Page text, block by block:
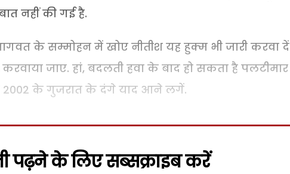
नहीं की गई है.
के सम्मोहन में खोए नीतीश यह हुक्म भी जारी करवा दें
जाए. हां, बदलती हवा के बाद हो सकता है पलटीमार
2002 के गुजरात के दंगे याद आने लगें.
पढ़ने के लिए सब्सक्राइब करें